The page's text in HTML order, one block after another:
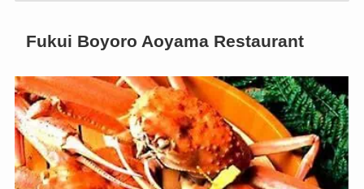
Fukui Boyoro Aoyama Restaurant